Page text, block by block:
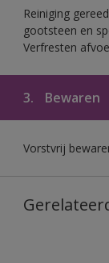
Reiniging
gootsteen en
Verfresten
3. Bewaren
Vorstvrij